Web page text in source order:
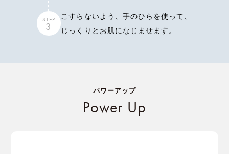
STEP
3
こすらないよう、手のひらを使って、
じっくりとお肌になじませます。
パワーアップ
Power Up